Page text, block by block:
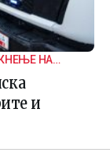
НА
и